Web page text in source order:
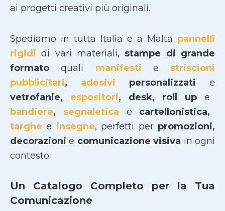
ai progetti creativi più originali.
Spediamo in tutta Italia e a Malta pannelli
rigididi vari materiali, stampe di grande
formatoquali manifesti e striscioni
pubblicitari, adesivi personalizzati e
vetrofanie, espositori, desk, roll up e
bandiere, segnaletica e cartellonistica,
targhee insegne, perfetti per promozioni,
decorazionie comunicazione visiva in ogni
contesto.
Un Catalogo Completo per la Tua
Comunicazione